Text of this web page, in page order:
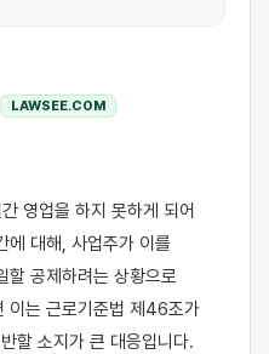
LAWSEE.COM
에 대해, 사업주가 이를
할 공제하려는 상황으로
이는 근로기준법 제46조가
할 소지가 큰 대응입니다.